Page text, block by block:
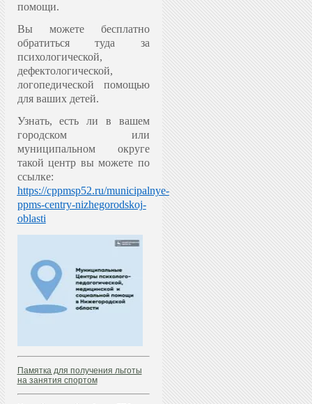
помощи.
Вы можете бесплатно
обратиться туда за
психологической,
дефектологической,
логопедической помощью
для ваших детей.
Узнать, есть ли в вашем
городском или
муниципальном округе
такой центр вы можете по
ссылке:
https://cppmsp52.ru/municipalnye-
ppms-centry-nizhegorodskoj-
oblasti
Памятка для получения льготы
на занятия спортом